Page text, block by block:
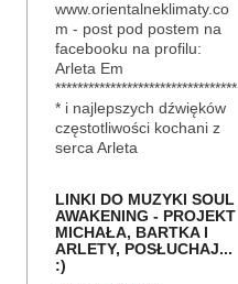
www.orientalneklimaty.co
m - post pod postem na
facebooku na profilu:
Arleta Em
*********************************
* i najlepszych dźwięków
częstotliwości kochani z
serca Arleta
LINKI DO MUZYKI SOUL
AWAKENING - PROJEKT
MICHAŁA, BARTKA I
ARLETY, POSŁUCHAJ...
:)